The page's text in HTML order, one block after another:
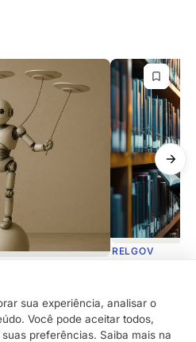
Por que
processo de
RELGOV
A Inteligência
uma aliada
sua experiência, analisar o
Você pode aceitar todos,
preferências. Saiba mais na